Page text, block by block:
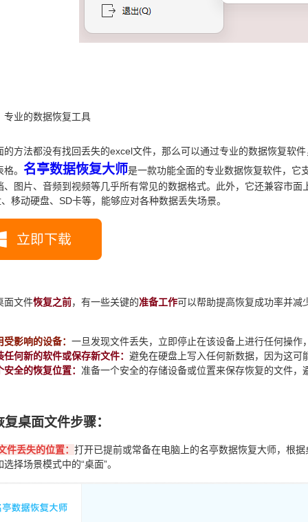
专业的数据恢复工具
的方法都没有找回丢失的excel文件，那么可以通过专业的数据恢复软
。 名亭数据恢复大师是一款功能全面的专业数据恢复软件，它
、图片、音频到视频等几乎所有常见的数据格式。此外，它还兼容市面
移动硬盘、SD卡等，能够应对各种数据丢失场景。
面文件恢复之前，有一些关键的准备工作可以帮助提高恢复成功率并减
影响的设备： 一旦发现文件丢失，立即停止在该设备上进行任何操作
任何新的软件或保存新文件： 避免在硬盘上写入任何新数据，因为这可
全的恢复位置： 准备一个安全的存储设备或位置来保存恢复的文件，
桌面文件步骤：
件丢失的位置： 打开已提前或常备在电脑上的名亭数据恢复大师，根
择场景模式中的“桌面”。